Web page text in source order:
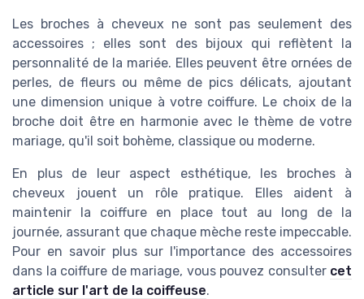
Les broches à cheveux ne sont pas seulement des
accessoires ; elles sont des bijoux qui reflètent la
personnalité de la mariée. Elles peuvent être ornées de
perles, de fleurs ou même de pics délicats, ajoutant
une dimension unique à votre coiffure. Le choix de la
broche doit être en harmonie avec le thème de votre
mariage, qu'il soit bohème, classique ou moderne.
En plus de leur aspect esthétique, les broches à
cheveux jouent un rôle pratique. Elles aident à
maintenir la coiffure en place tout au long de la
journée, assurant que chaque mèche reste impeccable.
Pour en savoir plus sur l'importance des accessoires
dans la coiffure de mariage, vous pouvez consulter cet
article sur l'art de la coiffeuse.